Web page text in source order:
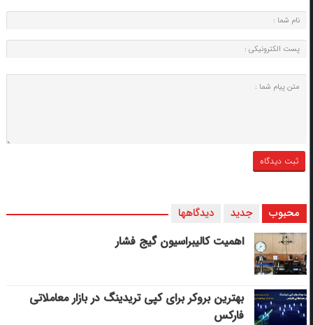
محبوب جدید دیدگاهها
اهمیت کالیبراسیون گیج فشار
بهترین بروکر برای کپی‌ تریدینگ در بازار معاملاتی
فارکس